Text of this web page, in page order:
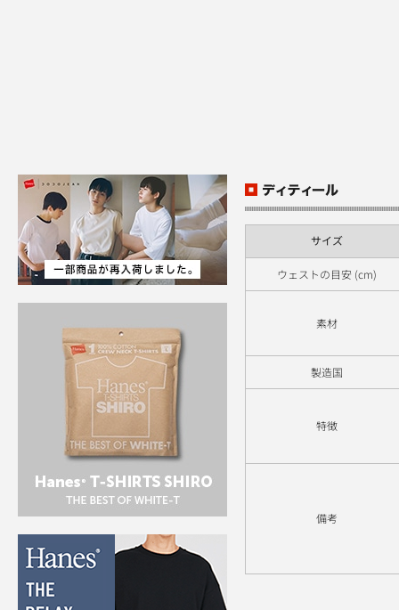
サイズ
ウェストの目安 (cm)
素材
製造国
特徴
備考